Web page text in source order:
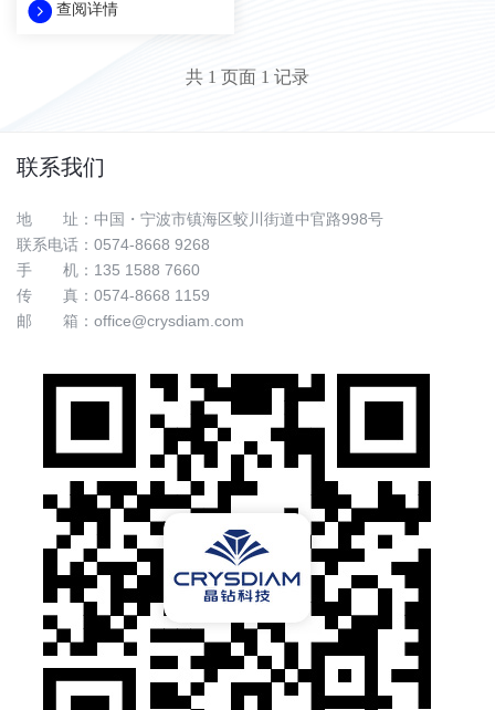
查阅详情
共 1 页面 1 记录
联系我们
地 址：中国・宁波市镇海区蛟川街道中官路998号
联系电话：0574-8668 9268
手 机： 135 1588 7660
传 真：0574-8668 1159
邮 箱： office@crysdiam.com